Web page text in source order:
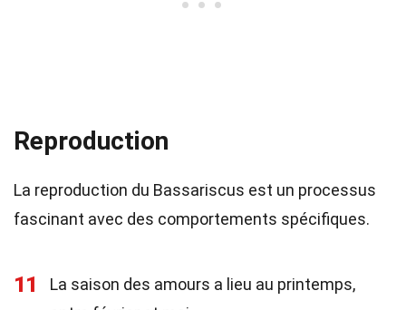
Reproduction
La reproduction du Bassariscus est un processus
fascinant avec des comportements spécifiques.
11
La saison des amours a lieu au printemps,